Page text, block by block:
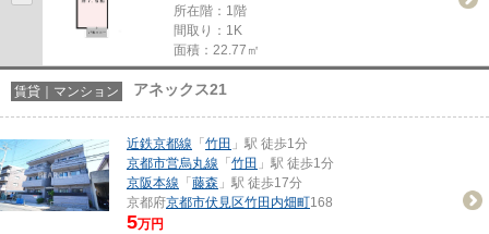
所在階：1階
間取り：1K
面積：22.77㎡
賃貸｜マンション アネックス21
近鉄京都線 「 竹田 」駅 徒歩1分
京都市営烏丸線 「 竹田 」駅 徒歩1分
京阪本線 「 藤森 」駅 徒歩17分
京都府京都市伏見区竹田内畑町168
5万円